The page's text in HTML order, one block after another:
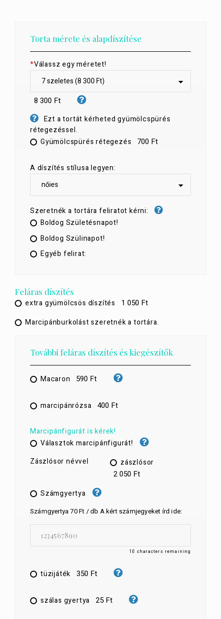
Torta mérete és alapdíszítése
*Válassz egy méretet!
8 300 Ft
Ezt a tortát kérheted gyümölcspürés
rétegezéssel.
Gyümölcspürés rétegezés
700 Ft
A díszítés stílusa legyen:
Szeretnék a tortára feliratot kérni:
Boldog Születésnapot!
Boldog Szülinapot!
Egyéb felirat:
Feláras díszítés
extra gyümölcsös díszítés 1 050 Ft
Marcipánburkolást szeretnék a tortára.
További feláras díszítés és kiegészítők
Macaron 590 Ft
marcipánrózsa 400 Ft
Marcipánfigurát is kérek!
Választok marcipánfigurát!
Zászlósor névvel
zászlósor
2 050 Ft
Számgyertya
Számgyertya 70 Ft / db A kért számjegyeket írd ide:
10 characters remaining
tüzijáték 350 Ft
szálas gyertya 25 Ft